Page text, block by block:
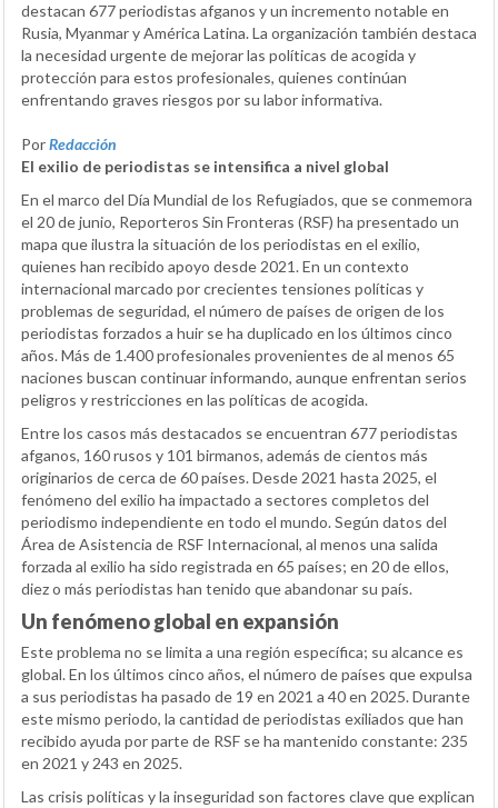
destacan 677 periodistas afganos y un incremento notable en
Rusia, Myanmar y América Latina. La organización también destaca
la necesidad urgente de mejorar las políticas de acogida y
protección para estos profesionales, quienes continúan
enfrentando graves riesgos por su labor informativa.
PorRedacción
El exilio de periodistas se intensifica a nivel global
En el marco del Día Mundial de los Refugiados, que se conmemora
el 20 de junio, Reporteros Sin Fronteras (RSF) ha presentado un
mapa que ilustra la situación de los periodistas en el exilio,
quienes han recibido apoyo desde 2021. En un contexto
internacional marcado por crecientes tensiones políticas y
problemas de seguridad, el número de países de origen de los
periodistas forzados a huir se ha duplicado en los últimos cinco
años. Más de 1.400 profesionales provenientes de al menos 65
naciones buscan continuar informando, aunque enfrentan serios
peligros y restricciones en las políticas de acogida.
Entre los casos más destacados se encuentran 677 periodistas
afganos, 160 rusos y 101 birmanos, además de cientos más
originarios de cerca de 60 países. Desde 2021 hasta 2025, el
fenómeno del exilio ha impactado a sectores completos del
periodismo independiente en todo el mundo. Según datos del
Área de Asistencia de RSF Internacional, al menos una salida
forzada al exilio ha sido registrada en 65 países; en 20 de ellos,
diez o más periodistas han tenido que abandonar su país.
Un fenómeno global en expansión
Este problema no se limita a una región específica; su alcance es
global. En los últimos cinco años, el número de países que expulsa
a sus periodistas ha pasado de 19 en 2021 a 40 en 2025. Durante
este mismo periodo, la cantidad de periodistas exiliados que han
recibido ayuda por parte de RSF se ha mantenido constante: 235
en 2021 y 243 en 2025.
Las crisis políticas y la inseguridad son factores clave que explican